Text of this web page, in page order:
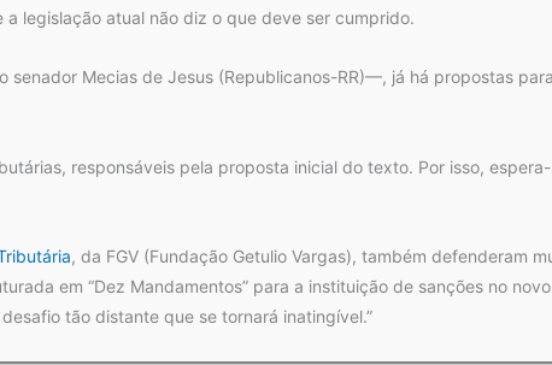
legislação atual não diz o que deve ser cumprido.
Mecias de Jesus (Republicanos-RR)—, já há propostas
responsáveis pela proposta inicial do texto. Por isso,
, da FGV (Fundação Getulio Vargas), também defenderam
em “Dez Mandamentos” para a instituição de sanções no
tão distante que se tornará inatingível.”